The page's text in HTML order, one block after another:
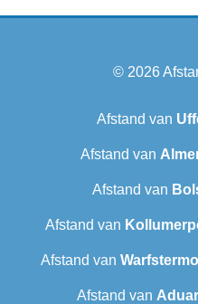
© 2026
Afstand van
Afstand van
Afstand van
Afstand van
Afstand van
Afstand van